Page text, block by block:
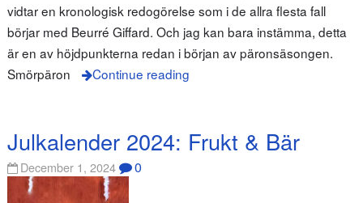
vidtar en kronologisk redogörelse som i de allra flesta fall
börjar med Beurré Giffard. Och jag kan bara instämma, detta
är en av höjdpunkterna redan i början av päronsäsongen.
Smörpäron
Continue reading
Julkalender 2024: Frukt & Bär
December 1, 2024 0